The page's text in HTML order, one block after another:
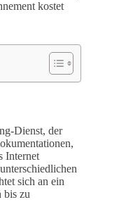
kostet
Dienst, der
Internet
sich an ein
bis zu